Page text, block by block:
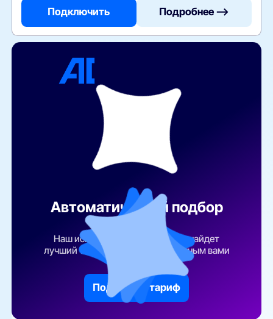
Подключить Подробнее —>
Автоматический подбор
Наш искусственный интеллект найдет
лучший тарифный план по указанным вами
Подобрать тариф